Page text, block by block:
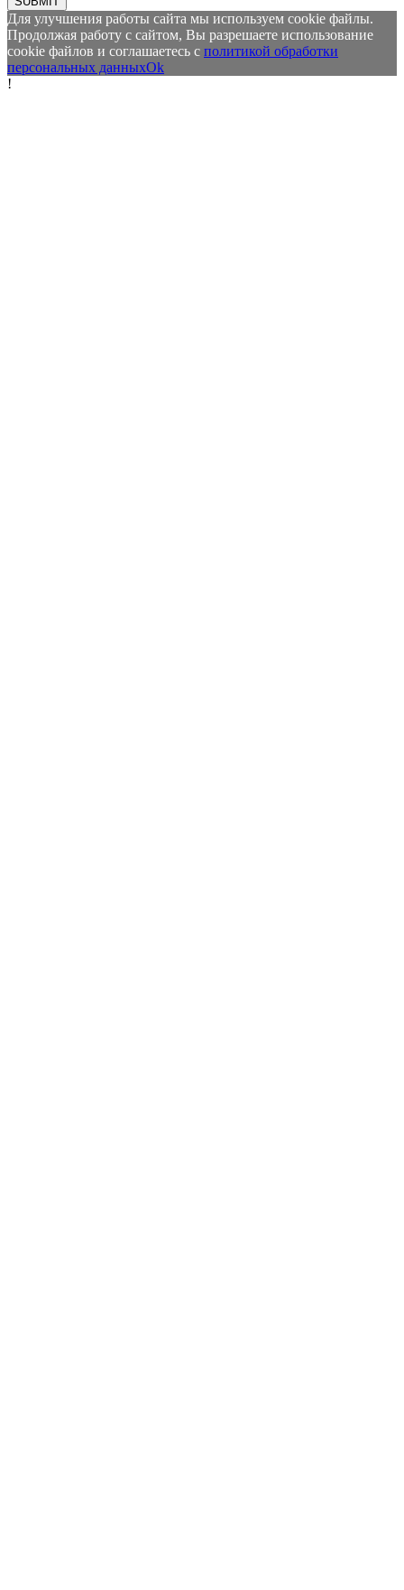
Для улучшения работы сайта мы используем cookie файлы.
Продолжая работу с сайтом, Вы разрешаете использование
cookie файлов и соглашаетесь с политикой обработки
персональных данныхOk
!